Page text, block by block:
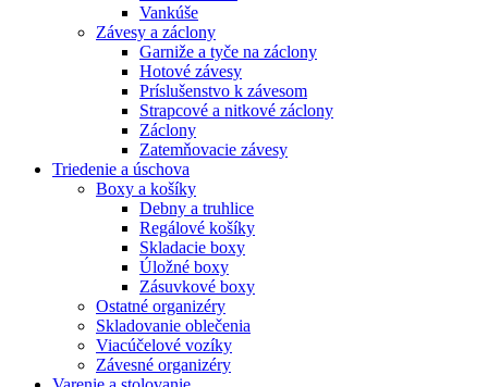
Vankúše
Závesy a záclony
Garniže a tyče na záclony
Hotové závesy
Príslušenstvo k závesom
Strapcové a nitkové záclony
Záclony
Zatemňovacie závesy
Triedenie a úschova
Boxy a košíky
Debny a truhlice
Regálové košíky
Skladacie boxy
Úložné boxy
Zásuvkové boxy
Ostatné organizéry
Skladovanie oblečenia
Viacúčelové vozíky
Závesné organizéry